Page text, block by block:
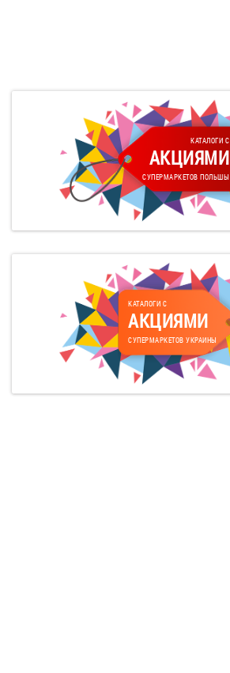
КАТАЛОГИ С
АКЦИЯМИ
СУПЕРМАРКЕТОВ ПОЛЬШЫ
КАТАЛОГИ С
АКЦИЯМИ
СУПЕРМАРКЕТОВ УКРАИНЫ